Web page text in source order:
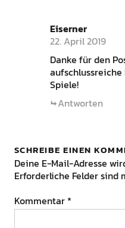
Eiserner
22. April 2019
Danke für den
Spiele!
Antworten
SCHREIBE EINEN
Deine E-Mail-Adresse
Erforderliche Felder sind
Kommentar *